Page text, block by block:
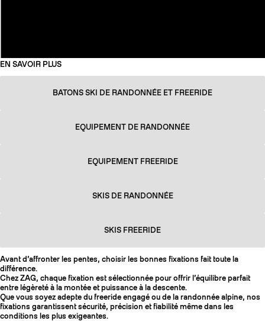
EN SAVOIR PLUS
BATONS SKI DE RANDONNÉE ET FREERIDE
EQUIPEMENT DE RANDONNÉE
EQUIPEMENT FREERIDE
SKIS DE RANDONNÉE
SKIS FREERIDE
Avant d’affronter les pentes, choisir les bonnes fixations fait toute la
différence.
Chez ZAG, chaque fixation est sélectionnée pour offrir l’équilibre parfait
entre légèreté à la montée et puissance à la descente.
Que vous soyez adepte du freeride engagé ou de la randonnée alpine, nos
fixations garantissent sécurité, précision et fiabilité même dans les
conditions les plus exigeantes.